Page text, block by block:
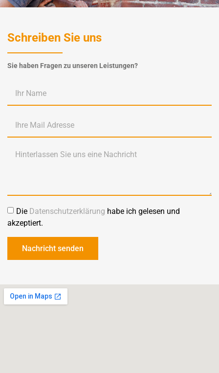
Schreiben Sie uns
Sie haben Fragen zu unseren Leistungen?
Die Datenschutzerklärung habe ich gelesen und
akzeptiert.
Nachricht senden